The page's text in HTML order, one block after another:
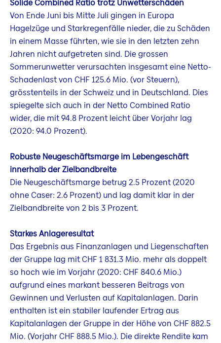
Solide Combined Ratio trotz Unwetterschäden
Von Ende Juni bis Mitte Juli gingen in Europa
Hagelzüge und Starkregenfälle nieder, die zu Schäden
in einem Masse führten, wie sie in den letzten zehn
Jahren nicht aufgetreten sind. Die grossen
Sommerunwetter verursachten insgesamt eine Netto-
Schadenlast von CHF 125.6 Mio. (vor Steuern),
grösstenteils in der Schweiz und in Deutschland. Dies
spiegelte sich auch in der Netto Combined Ratio
wider, die mit 94.8 Prozent leicht über Vorjahr lag
(2020: 94.0 Prozent).
Robuste Neugeschäftsmarge im Lebengeschäft
innerhalb der Zielbandbreite
Die Neugeschäftsmarge betrug 2.5 Prozent (2020
ohne Caser: 2.6 Prozent) und lag damit klar in der
Zielbandbreite von 2 bis 3 Prozent.
Starkes Anlageresultat
Das Ergebnis aus Finanzanlagen und Liegenschaften
der Gruppe lag mit CHF 1 831.3 Mio. mehr als doppelt
so hoch wie im Vorjahr (2020: CHF 840.6 Mio.)
aufgrund eines markant besseren Beitrags von
Gewinnen und Verlusten auf Kapitalanlagen. Darin
enthalten ist ein stabiler laufender Ertrag aus
Kapitalanlagen der Gruppe in der Höhe von CHF 882.5
Mio. (Vorjahr CHF 888.5 Mio.). Die direkte Rendite kam